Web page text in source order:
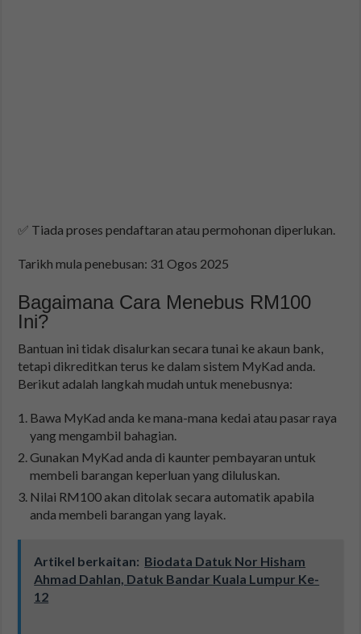
✅ Tiada proses pendaftaran atau permohonan diperlukan.
Tarikh mula penebusan: 31 Ogos 2025
Bagaimana Cara Menebus RM100
Ini?
Bantuan ini tidak disalurkan secara tunai ke akaun bank,
tetapi dikreditkan terus ke dalam sistem MyKad anda.
Berikut adalah langkah mudah untuk menebusnya:
Bawa MyKad anda ke mana-mana kedai atau pasar raya
yang mengambil bahagian.
Gunakan MyKad anda di kaunter pembayaran untuk
membeli barangan keperluan yang diluluskan.
Nilai RM100 akan ditolak secara automatik apabila
anda membeli barangan yang layak.
Artikel berkaitan: Biodata Datuk Nor Hisham
Ahmad Dahlan, Datuk Bandar Kuala Lumpur Ke-
12